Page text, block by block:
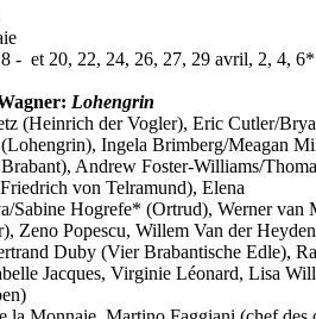
- et 20, 22, 24, 26, 27, 29 avril, 2, 4,
Lohengrin
(Heinrich der Vogler), Eric Cutler/
Ingela Brimberg/Meagan
Andrew Foster-Williams/
von Telramund), Elena
Sabine Hogrefe* (Ortrud), Werner van
Zeno Popescu, Willem Van der
Duby (Vier Brabantische Edle),
Jacques, Virginie Léonard, Lisa